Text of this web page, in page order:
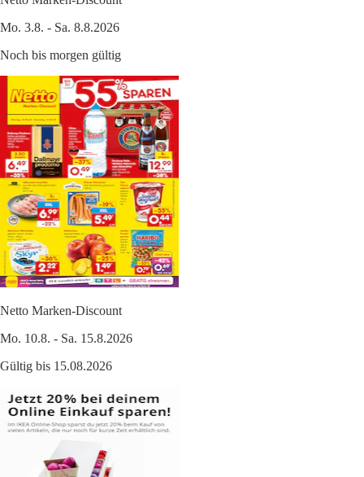
Mo. 3.8. - Sa. 8.8.2026
Noch bis morgen gültig
Netto Marken-Discount
Mo. 10.8. - Sa. 15.8.2026
Gültig bis 15.08.2026